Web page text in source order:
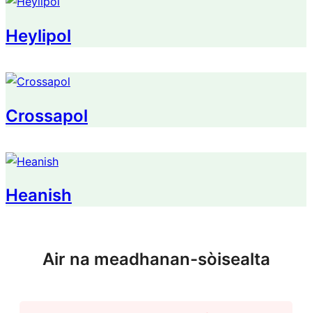
Heylipol
Crossapol
Heanish
Air na meadhanan-sòisealta